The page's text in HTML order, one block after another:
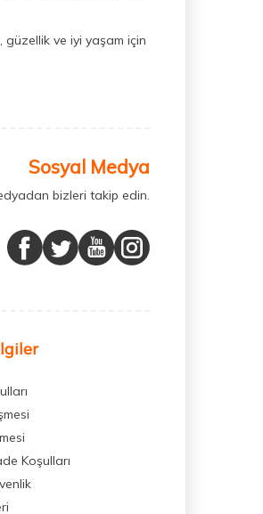
güzellik ve iyi yaşam için
Sosyal Medya
bizleri takip edin.
Koşulları